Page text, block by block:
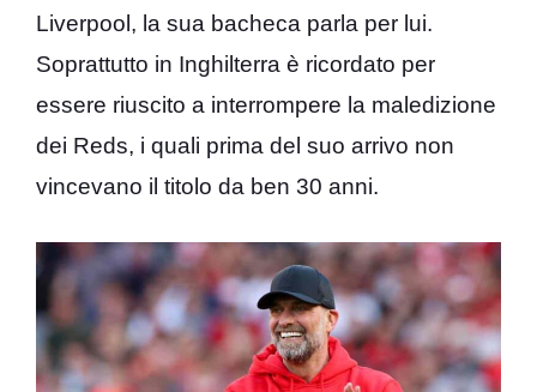
Liverpool, la sua bacheca parla per lui.
Soprattutto in Inghilterra è ricordato per
essere riuscito a interrompere la maledizione
dei Reds, i quali prima del suo arrivo non
vincevano il titolo da ben 30 anni.